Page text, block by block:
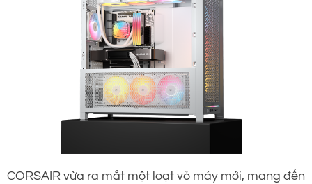
CORSAIR vừa ra mắt một loạt vỏ máy mới, mang đến